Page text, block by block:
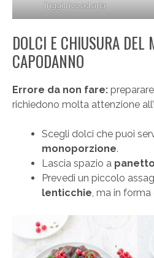
friggitrice ad aria
DOLCI E CHIUSURA DEL
CAPODANNO
Errore da non fare:
richiedono molta attenzione
Scegli dolci che puoi
monoporzione.
Lascia spazio a
Prevedi un piccolo
lenticchie, ma in forma